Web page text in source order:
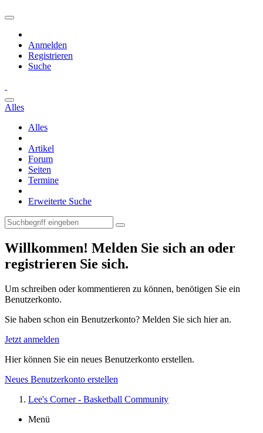
Anmelden
Registrieren
Suche
Alles
Alles
Artikel
Forum
Seiten
Termine
Erweiterte Suche
Willkommen! Melden Sie sich an oder
registrieren Sie sich.
Um schreiben oder kommentieren zu können, benötigen Sie ein
Benutzerkonto.
Sie haben schon ein Benutzerkonto? Melden Sie sich hier an.
Jetzt anmelden
Hier können Sie ein neues Benutzerkonto erstellen.
Neues Benutzerkonto erstellen
Lee's Corner - Basketball Community
Menü